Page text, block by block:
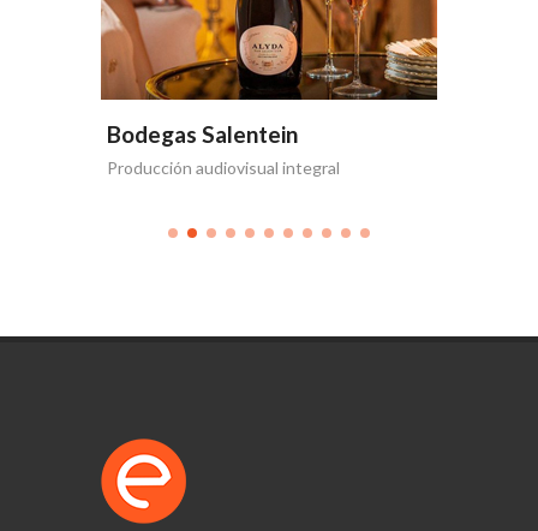
Bodegas Salentein
Producción audiovisual integral